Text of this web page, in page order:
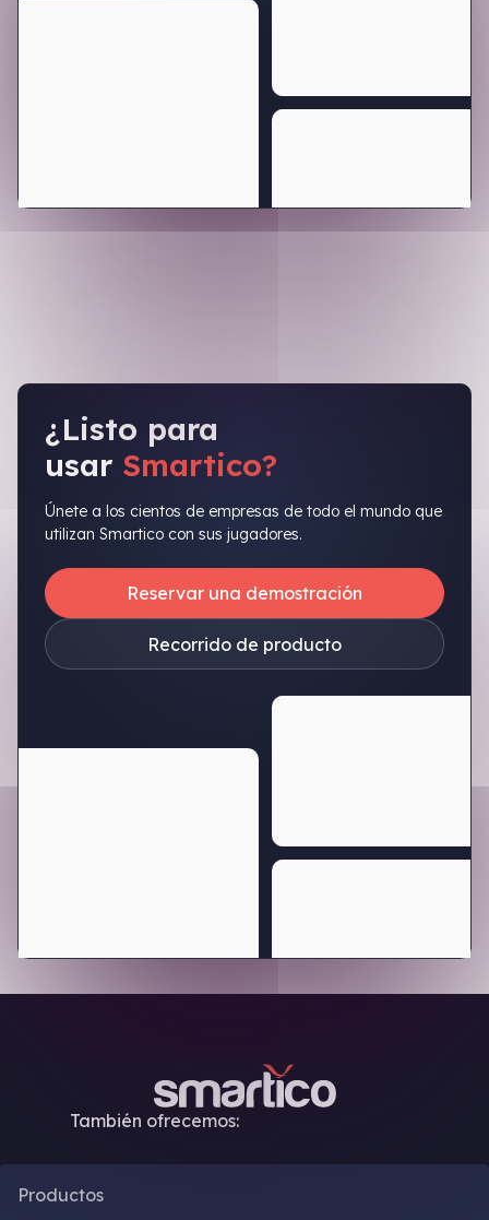
¿Listo para
usar Smartico?
Únete a los cientos de empresas de todo el mundo que
utilizan Smartico con sus jugadores.
Reservar una demostración
Recorrido de producto
También ofrecemos:
Productos